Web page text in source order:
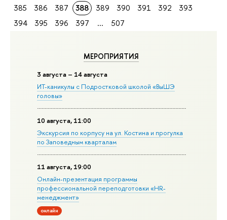
МЕРОПРИЯТИЯ
3 августа – 14 августа
ИТ-каникулы с Подростковой школой «ВыШЭ
головы»
10 августа, 11:00
Экскурсия по корпусу на ул. Костина и прогулка
по Заповедным кварталам
11 августа, 19:00
Онлайн-презентация программы
профессиональной переподготовки «HR-
менеджмент»
онлайн
385
386 387 388 389 390 391 392
393
394
395 396 397 ... 507